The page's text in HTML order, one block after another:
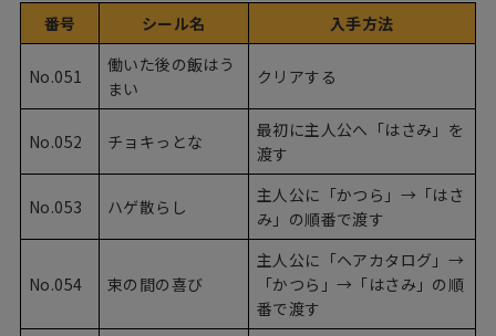
番号 シール名 入手方法
No.051
働いた後の飯はう
まい
クリアする
No.052 チョキっとな
最初に主人公へ「はさみ」を
渡す
No.053 ハゲ散らし
主人公に「かつら」→「はさ
み」の順番で渡す
No.054 束の間の喜び
主人公に「ヘアカタログ」→
「かつら」→「はさみ」の順
番で渡す